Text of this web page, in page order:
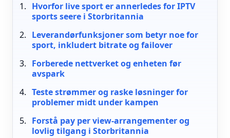
Hvorfor live sport er annerledes for IPTV
sports seere i Storbritannia
Leverandørfunksjoner som betyr noe for
sport, inkludert bitrate og failover
Forberede nettverket og enheten før
avspark
Teste strømmer og raske løsninger for
problemer midt under kampen
Forstå pay per view-arrangementer og
lovlig tilgang i Storbritannia